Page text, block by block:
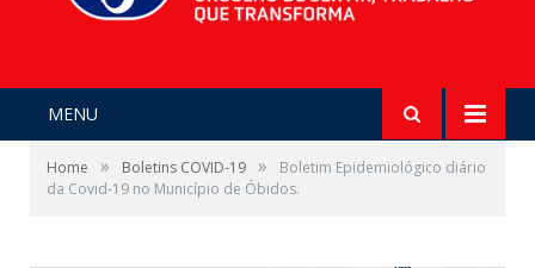
MENU
Home » Boletins COVID-19 »
Boletim Epidemiológico diário
da Covid-19 no Município de Óbidos.